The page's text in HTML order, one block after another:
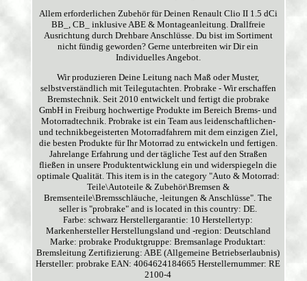
Allem erforderlichen Zubehör für Deinen Renault Clio II 1.5 dCi
BB_, CB_ inklusive ABE & Montageanleitung. Drallfreie
Ausrichtung durch Drehbare Anschlüsse. Du bist im Sortiment
nicht fündig geworden? Gerne unterbreiten wir Dir ein
Individuelles Angebot.
Wir produzieren Deine Leitung nach Maß oder Muster,
selbstverständlich mit Teilegutachten. Probrake - Wir erschaffen
Bremstechnik. Seit 2010 entwickelt und fertigt die probrake
GmbH in Freiburg hochwertige Produkte im Bereich Brems- und
Motorradtechnik. Probrake ist ein Team aus leidenschaftlichen-
und technikbegeisterten Motorradfahrern mit dem einzigen Ziel,
die besten Produkte für Ihr Motorrad zu entwickeln und fertigen.
Jahrelange Erfahrung und der tägliche Test auf den Straßen
fließen in unsere Produktentwicklung ein und widerspiegeln die
optimale Qualität. This item is in the category "Auto & Motorrad:
Teile\Autoteile & Zubehör\Bremsen &
Bremsenteile\Bremsschläuche, -leitungen & Anschlüsse". The
seller is "probrake" and is located in this country: DE.
Farbe: schwarz Herstellergarantie: 10 Herstellertyp:
Markenhersteller Herstellungsland und -region: Deutschland
Marke: probrake Produktgruppe: Bremsanlage Produktart:
Bremsleitung Zertifizierung: ABE (Allgemeine Betriebserlaubnis)
Hersteller: probrake EAN: 4064624184665 Herstellernummer: RE
2100-4